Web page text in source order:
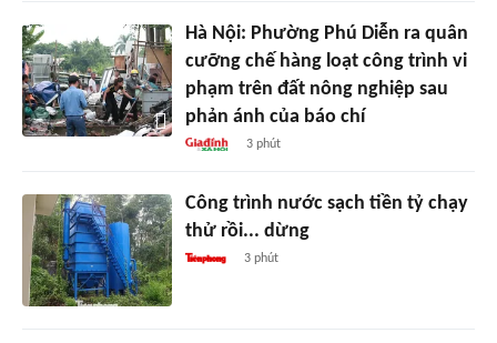
Hà Nội: Phường Phú Diễn ra quân
cưỡng chế hàng loạt công trình vi
phạm trên đất nông nghiệp sau
phản ánh của báo chí
3 phút
Công trình nước sạch tiền tỷ chạy
thử rồi... dừng
3 phút